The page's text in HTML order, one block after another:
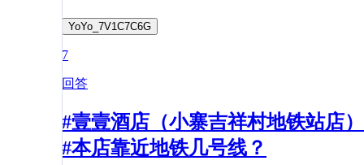
YoYo_7V1C7C6G
7
回答
#壹壹酒店（小寨吉祥村地铁站店）
#本店靠近地铁几号线？